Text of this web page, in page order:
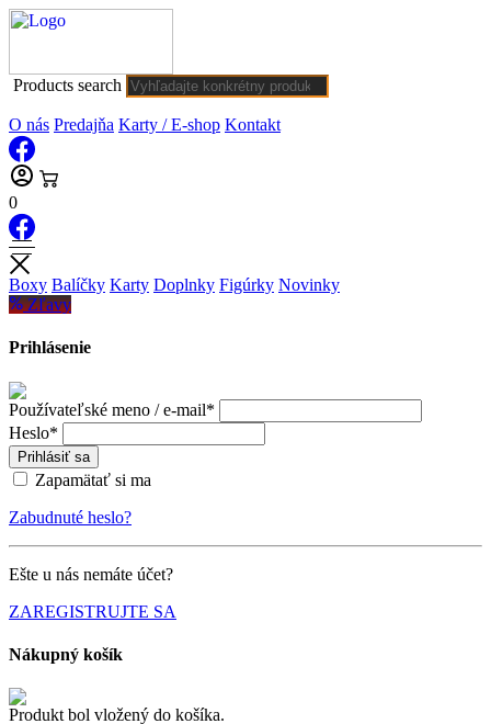
Products search
O nás Predajňa Karty / E-shop Kontakt
0
Boxy Balíčky Karty Doplnky Figúrky Novinky
Zľavy
Prihlásenie
Používateľské meno / e-mail*
Heslo*
Prihlásiť sa
Zapamätať si ma
Zabudnuté heslo?
Ešte u nás nemáte účet?
ZAREGISTRUJTE SA
Nákupný košík
Produkt bol vložený do košíka.